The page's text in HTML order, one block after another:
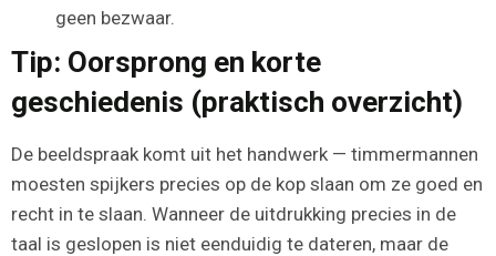
geen bezwaar.
Tip: Oorsprong en korte
geschiedenis (praktisch overzicht)
De beeldspraak komt uit het handwerk — timmermannen
moesten spijkers precies op de kop slaan om ze goed en
recht in te slaan. Wanneer de uitdrukking precies in de
taal is geslopen is niet eenduidig te dateren, maar de